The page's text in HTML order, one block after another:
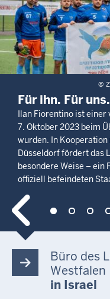
Slider Steuerelemente
Für ihn. Für
Ilan Fiorentino ist einer
7. Oktober 2023 beim
wurden. In
Düsseldorf fördert das
besondere Weise – ein
offiziell befeindeten
zusammenbringt.
auch Musik,
Kinderprogramm.
©
Büro des
Westfalen
in Israel